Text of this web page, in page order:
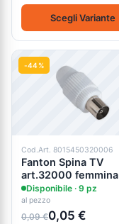
Scegli Variante
-44%
Cod.Art. 8015450320006
Fanton Spina TV
art.32000 femmina
Disponibile · 9 pz
al pezzo
0,09 €0,05 €